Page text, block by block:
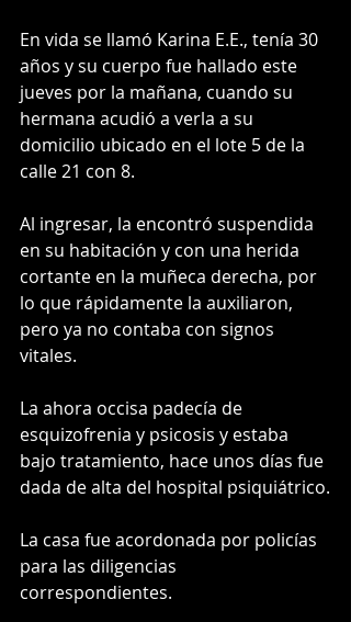
En vida se llamó Karina E.E., tenía 30
años y su cuerpo fue hallado este
jueves por la mañana, cuando su
hermana acudió a verla a su
domicilio ubicado en el lote 5 de la
calle 21 con 8.
Al ingresar, la encontró suspendida
en su habitación y con una herida
cortante en la muñeca derecha, por
lo que rápidamente la auxiliaron,
pero ya no contaba con signos
vitales.
La ahora occisa padecía de
esquizofrenia y psicosis y estaba
bajo tratamiento, hace unos días fue
dada de alta del hospital psiquiátrico.
La casa fue acordonada por policías
para las diligencias
correspondientes.